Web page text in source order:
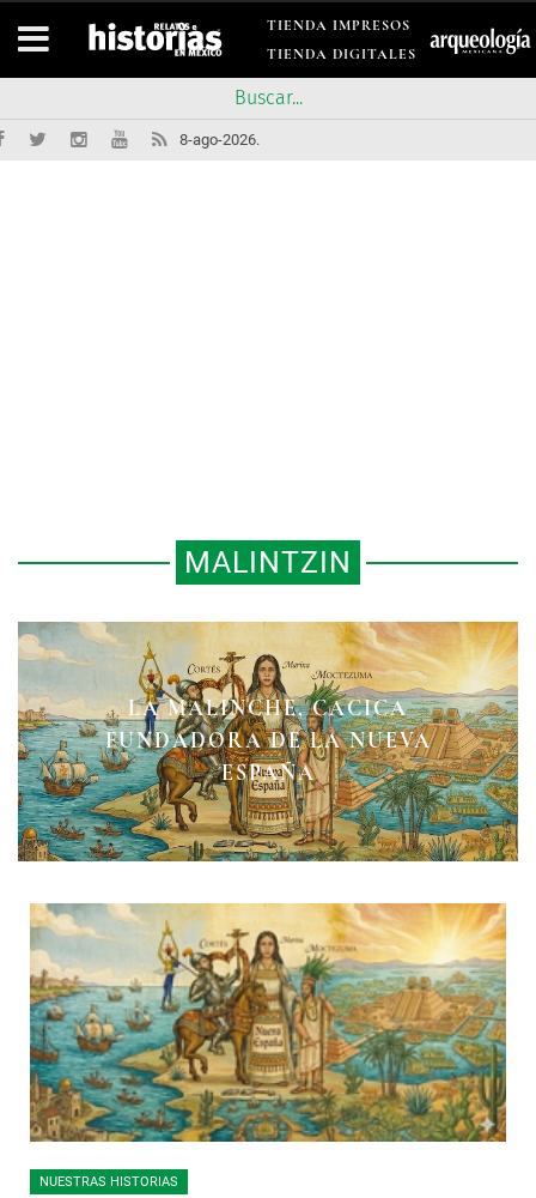
TIENDA IMPRESOS
TIENDA DIGITALES
8-ago-2026.
MALINTZIN
LA MALINCHE, CACICA
FUNDADORA DE LA NUEVA
ESPAÑA
MARINA DESPUÉS DE
TENOCHTITLÁN
MALINTZIN CONTADA POR SÍ
MISMA
NUESTRAS HISTORIAS